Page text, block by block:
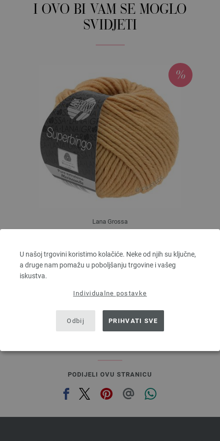
U našoj trgovini koristimo kolačiće. Neke od njih su ključne,
a druge nam pomažu u poboljšanju trgovine i vašeg
iskustva.
Individualne postavke
Odbij PRIHVATI SVE
I OVO BI VAM SE MOGLO
SVIDJETI
Lana Grossa
Dužina: otprilike 55 m / 50 g
Većina igle: 6 - 7
bez PDV-a, dodatno troškovi za dostavu, Osnovna cijena:
prev next
PODIJELI OVU STRANICU